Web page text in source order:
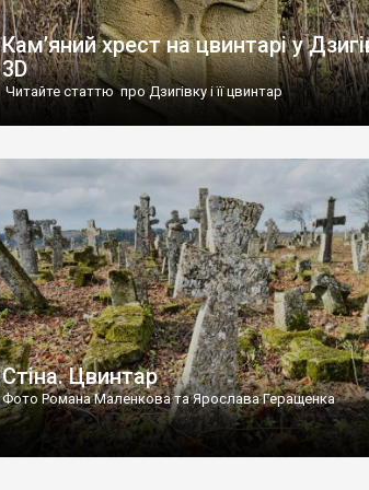
Кам’яний хрест на цвинтарі у
3D
Читайте статтю про Дзигівку і її цвинтар
Стіна. Цвинтар
Фото Романа Маленкова та Ярослава Геращенка